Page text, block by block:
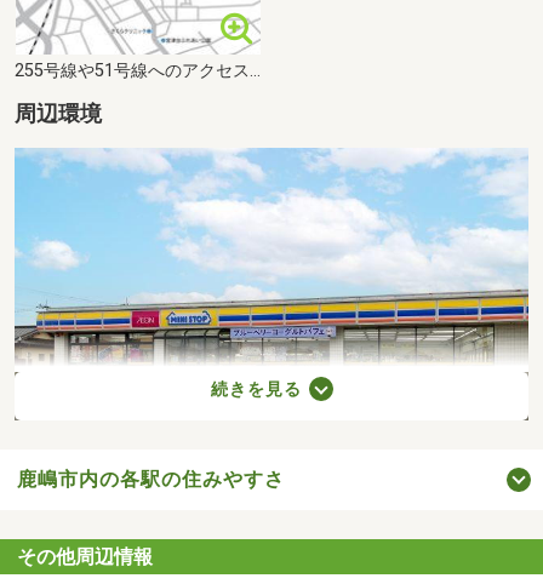
255号線や51号線へのアクセスが良く、鹿嶋・行方・鉾田方面への移動もスムーズです。
周辺環境
続きを見る
鹿嶋市内の各駅の住みやすさ
その他周辺情報